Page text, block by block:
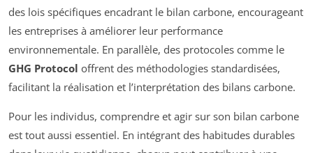
des lois spécifiques encadrant le bilan carbone, encourageant
les entreprises à améliorer leur performance
environnementale. En parallèle, des protocoles comme le
GHG Protocol offrent des méthodologies standardisées,
facilitant la réalisation et l’interprétation des bilans carbone.
Pour les individus, comprendre et agir sur son bilan carbone
est tout aussi essentiel. En intégrant des habitudes durables